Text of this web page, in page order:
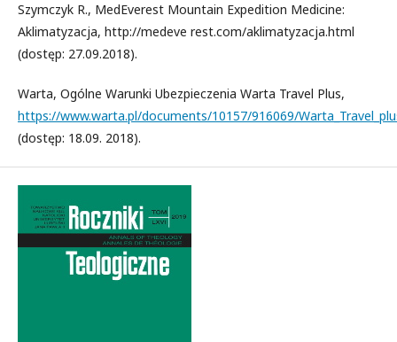
Szymczyk R., MedEverest Mountain Expedition Medicine:
Aklimatyzacja, http://medeve rest.com/aklimatyzacja.html
(dostęp: 27.09.2018).
Warta, Ogólne Warunki Ubezpieczenia Warta Travel Plus,
https://www.warta.pl/documents/10157/916069/
(dostęp: 18.09. 2018).